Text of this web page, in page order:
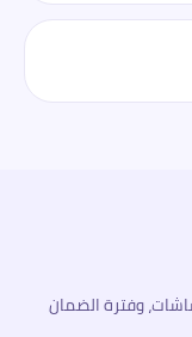
وفترة الضمان